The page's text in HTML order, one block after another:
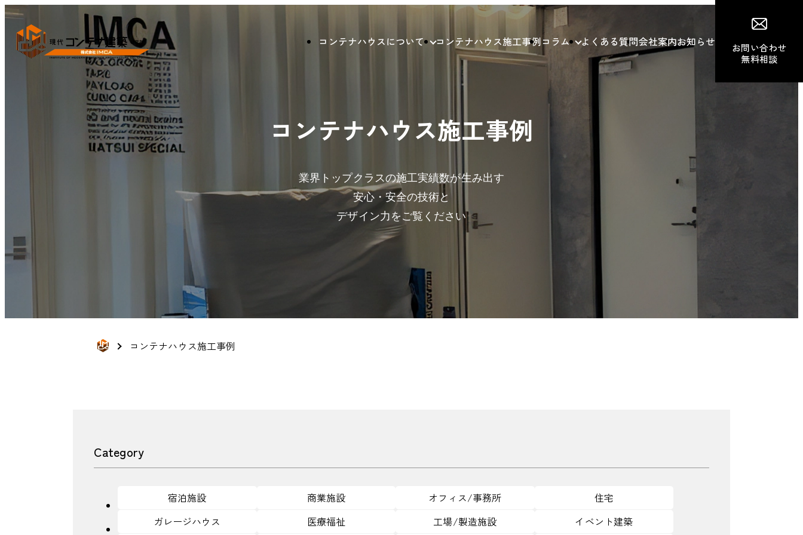
コンテナハウスについて コンテナハウス施工事例コラム よくある質問会社案内お知らせ
お問い合わせ
無料相談
コンテナハウス施工事例
業界トップクラスの施工実績数が生み出す
安心・安全の技術と
デザイン力をご覧ください
コンテナハウス施工事例
Category
宿泊施設 商業施設 オフィス/事務所
住宅
ガレージハウス
医療福祉 工場/製造施設
イベント建築